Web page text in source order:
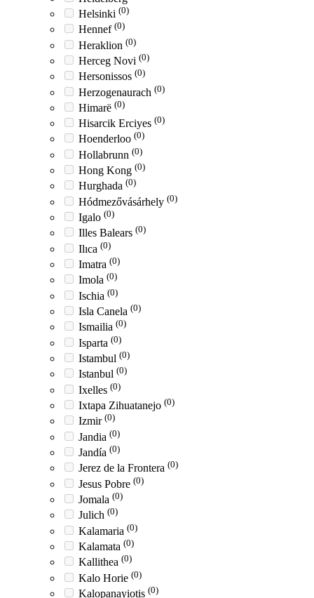
Helsinki (0)
Hennef (0)
Heraklion (0)
Herceg Novi (0)
Hersonissos (0)
Herzogenaurach (0)
Himarë (0)
Hisarcik Erciyes (0)
Hoenderloo (0)
Hollabrunn (0)
Hong Kong (0)
Hurghada (0)
Hódmezővásárhely (0)
Igalo (0)
Illes Balears (0)
Ilıca (0)
Imatra (0)
Imola (0)
Ischia (0)
Isla Canela (0)
Ismailia (0)
Isparta (0)
Istambul (0)
Istanbul (0)
Ixelles (0)
Ixtapa Zihuatanejo (0)
Izmir (0)
Jandia (0)
Jandía (0)
Jerez de la Frontera (0)
Jesus Pobre (0)
Jomala (0)
Julich (0)
Kalamaria (0)
Kalamata (0)
Kallithea (0)
Kalo Horie (0)
Kalopanayiotis (0)